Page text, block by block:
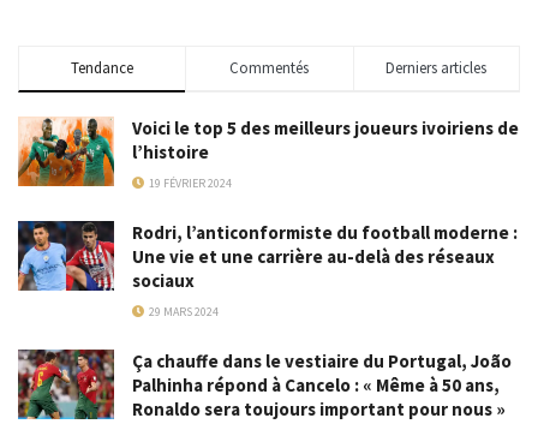
Tendance Commentés Derniers articles
Voici le top 5 des meilleurs joueurs ivoiriens de
l’histoire
19 FÉVRIER 2024
Rodri, l’anticonformiste du football moderne :
Une vie et une carrière au-delà des réseaux
sociaux
29 MARS 2024
Ça chauffe dans le vestiaire du Portugal, João
Palhinha répond à Cancelo : « Même à 50 ans,
Ronaldo sera toujours important pour nous »